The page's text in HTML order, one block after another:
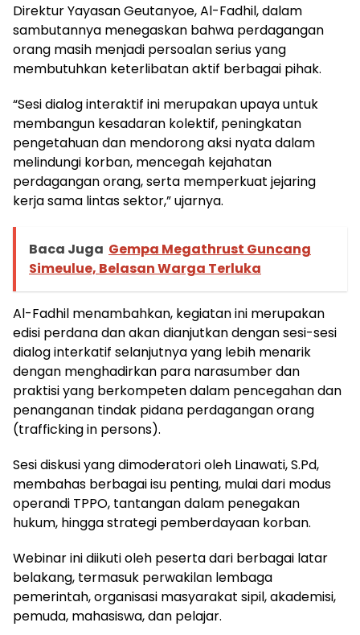
Direktur Yayasan Geutanyoe, Al-Fadhil, dalam
sambutannya menegaskan bahwa perdagangan
orang masih menjadi persoalan serius yang
membutuhkan keterlibatan aktif berbagai pihak.
“Sesi dialog interaktif ini merupakan upaya untuk
membangun kesadaran kolektif, peningkatan
pengetahuan dan mendorong aksi nyata dalam
melindungi korban, mencegah kejahatan
perdagangan orang, serta memperkuat jejaring
kerja sama lintas sektor,” ujarnya.
Baca Juga Gempa Megathrust Guncang
Simeulue, Belasan Warga Terluka
Al-Fadhil menambahkan, kegiatan ini merupakan
edisi perdana dan akan dianjutkan dengan sesi-sesi
dialog interkatif selanjutnya yang lebih menarik
dengan menghadirkan para narasumber dan
praktisi yang berkompeten dalam pencegahan dan
penanganan tindak pidana perdagangan orang
(trafficking in persons).
Sesi diskusi yang dimoderatori oleh Linawati, S.Pd,
membahas berbagai isu penting, mulai dari modus
operandi TPPO, tantangan dalam penegakan
hukum, hingga strategi pemberdayaan korban.
Webinar ini diikuti oleh peserta dari berbagai latar
belakang, termasuk perwakilan lembaga
pemerintah, organisasi masyarakat sipil, akademisi,
pemuda, mahasiswa, dan pelajar.